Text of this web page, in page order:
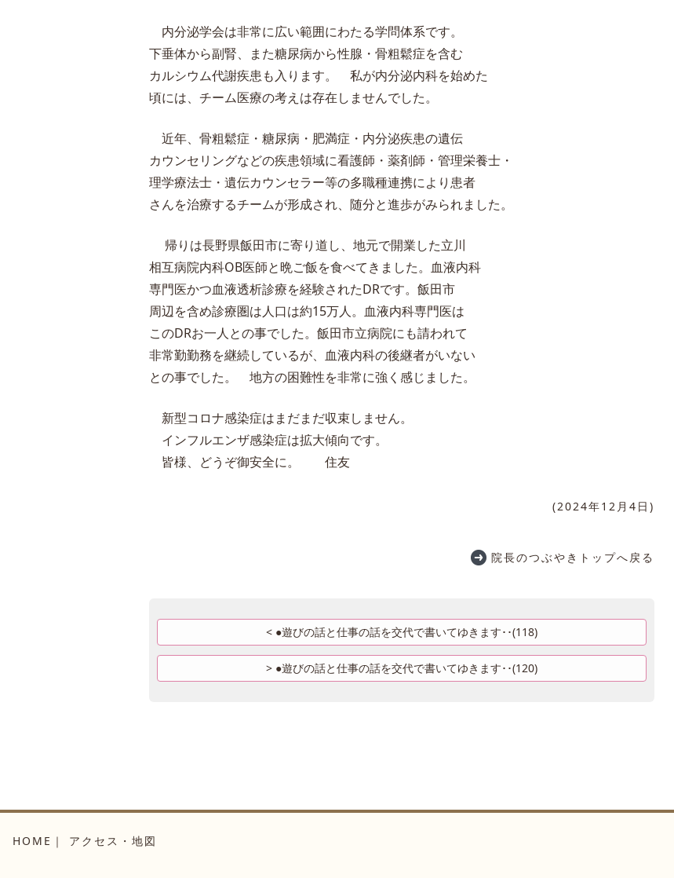
内分泌学会は非常に広い範囲にわたる学問体系です。
下垂体から副腎、また糖尿病から性腺・骨粗鬆症を含む
カルシウム代謝疾患も入ります。 私が内分泌内科を始めた
頃には、チーム医療の考えは存在しませんでした。
近年、骨粗鬆症・糖尿病・肥満症・内分泌疾患の遺伝
カウンセリングなどの疾患領域に看護師・薬剤師・管理栄養士・
理学療法士・遺伝カウンセラー等の多職種連携により患者
さんを治療するチームが形成され、随分と進歩がみられました。
帰りは長野県飯田市に寄り道し、地元で開業した立川
相互病院内科OB医師と晩ご飯を食べてきました。血液内科
専門医かつ血液透析診療を経験されたDRです。飯田市
周辺を含め診療圏は人口は約15万人。血液内科専門医は
このDRお一人との事でした。飯田市立病院にも請われて
非常勤勤務を継続しているが、血液内科の後継者がいない
との事でした。 地方の困難性を非常に強く感じました。
新型コロナ感染症はまだまだ収束しません。
インフルエンザ感染症は拡大傾向です。
皆様、どうぞ御安全に。 住友
(2024年12月4日)
院長のつぶやきトップへ戻る
●遊びの話と仕事の話を交代で書いてゆきます･･(118)
●遊びの話と仕事の話を交代で書いてゆきます･･(120)
HOME アクセス・地図